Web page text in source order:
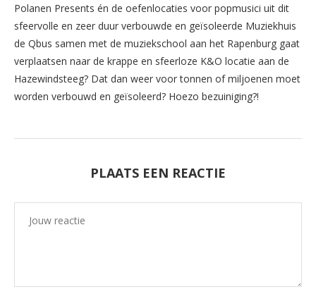
Polanen Presents én de oefenlocaties voor popmusici uit dit
sfeervolle en zeer duur verbouwde en geïsoleerde Muziekhuis
de Qbus samen met de muziekschool aan het Rapenburg gaat
verplaatsen naar de krappe en sfeerloze K&O locatie aan de
Hazewindsteeg? Dat dan weer voor tonnen of miljoenen moet
worden verbouwd en geïsoleerd? Hoezo bezuiniging?!
PLAATS EEN REACTIE